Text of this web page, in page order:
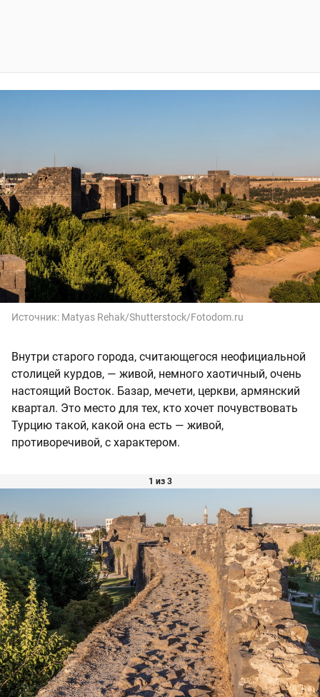
Источник: Matyas Rehak/Shutterstock/Fotodom.ru
Внутри старого города, считающегося неофициальной
столицей курдов, — живой, немного хаотичный, очень
настоящий Восток. Базар, мечети, церкви, армянский
квартал. Это место для тех, кто хочет почувствовать
Турцию такой, какой она есть — живой,
противоречивой, с характером.
1 из 3